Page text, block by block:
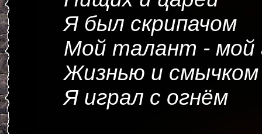
Я был скрипачом
Мой талант - мой
Жизнью и смычком
Я играл с огнём